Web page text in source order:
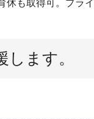
も取得可。プラ
ます。